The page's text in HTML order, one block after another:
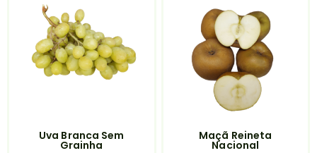
Uva Branca Sem
Grainha
Maçã Reineta
Nacional